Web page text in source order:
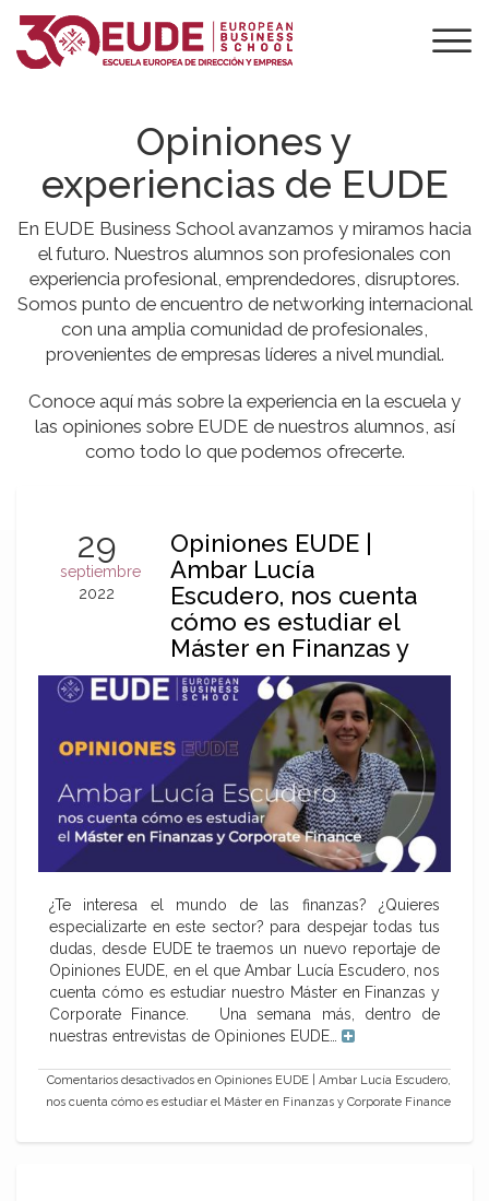
Opiniones y
experiencias de EUDE
En EUDE Business School avanzamos y miramos hacia
el futuro. Nuestros alumnos son profesionales con
experiencia profesional, emprendedores, disruptores.
Somos punto de encuentro de networking internacional
con una amplia comunidad de profesionales,
provenientes de empresas líderes a nivel mundial.
Conoce aquí más sobre la experiencia en la escuela y
las opiniones sobre EUDE de nuestros alumnos, así
como todo lo que podemos ofrecerte.
29
septiembre
2022
Opiniones EUDE |
Ambar Lucía
Escudero, nos cuenta
cómo es estudiar el
Máster en Finanzas y
Corporate Finance
¿Te interesa el mundo de las finanzas? ¿Quieres
especializarte en este sector? para despejar todas tus
dudas, desde EUDE te traemos un nuevo reportaje de
Opiniones EUDE, en el que Ambar Lucía Escudero, nos
cuenta cómo es estudiar nuestro Máster en Finanzas y
Corporate Finance. Una semana más, dentro de
nuestras entrevistas de Opiniones EUDE…
Comentarios desactivados en Opiniones EUDE | Ambar Lucía Escudero,
nos cuenta cómo es estudiar el Máster en Finanzas y Corporate Finance